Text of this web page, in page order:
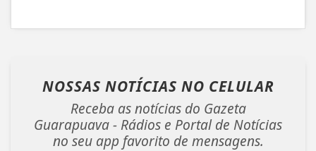
NOSSAS NOTÍCIAS NO CELULAR
Receba as notícias do Gazeta
Guarapuava - Rádios e Portal de Notícias
no seu app favorito de mensagens.